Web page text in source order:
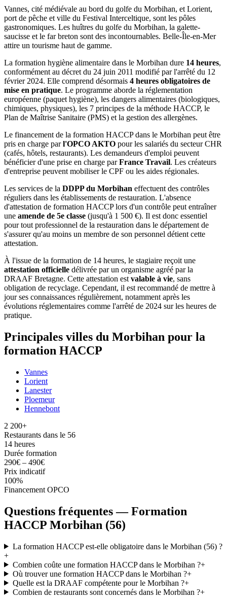
Vannes, cité médiévale au bord du golfe du Morbihan, et Lorient,
port de pêche et ville du Festival Interceltique, sont les pôles
gastronomiques. Les huîtres du golfe du Morbihan, la galette-
saucisse et le far breton sont des incontournables. Belle-Île-en-Mer
attire un tourisme haut de gamme.
La formation hygiène alimentaire dans le Morbihan dure 14 heures,
conformément au décret du 24 juin 2011 modifié par l'arrêté du 12
février 2024. Elle comprend désormais 4 heures obligatoires de
mise en pratique. Le programme aborde la réglementation
européenne (paquet hygiène), les dangers alimentaires (biologiques,
chimiques, physiques), les 7 principes de la méthode HACCP, le
Plan de Maîtrise Sanitaire (PMS) et la gestion des allergènes.
Le financement de la formation HACCP dans le Morbihan peut être
pris en charge parl'OPCO AKTO pour les salariés du secteur CHR
(cafés, hôtels, restaurants). Les demandeurs d'emploi peuvent
bénéficier d'une prise en charge parFrance Travail. Les créateurs
d'entreprise peuvent mobiliser le CPF ou les aides régionales.
Les services de la DDPP du Morbihan effectuent des contrôles
réguliers dans les établissements de restauration. L'absence
d'attestation de formation HACCP lors d'un contrôle peut entraîner
une amende de 5e classe (jusqu'à 1 500 €). Il est donc essentiel
pour tout professionnel de la restauration dans le département de
s'assurer qu'au moins un membre de son personnel détient cette
attestation.
À l'issue de la formation de 14 heures, le stagiaire reçoit une
attestation officielle délivrée par un organisme agréé par la
DRAAF Bretagne. Cette attestation est valable à vie, sans
obligation de recyclage. Cependant, il est recommandé de mettre à
jour ses connaissances régulièrement, notamment après les
évolutions réglementaires comme l'arrêté de 2024 sur les heures de
pratique.
Principales villes du Morbihan pour la
formation HACCP
Vannes
Lorient
Lanester
Ploemeur
Hennebont
2 200+
Restaurants dans le 56
14 heures
Durée formation
290€ – 490€
Prix indicatif
100%
Financement OPCO
Questions fréquentes — Formation
HACCP Morbihan (56)
La formation HACCP est-elle obligatoire dans le Morbihan (56) ?
+
Combien coûte une formation HACCP dans le Morbihan ?+
Où trouver une formation HACCP dans le Morbihan ?+
Quelle est la DRAAF compétente pour le Morbihan ?+
Combien de restaurants sont concernés dans le Morbihan ?+